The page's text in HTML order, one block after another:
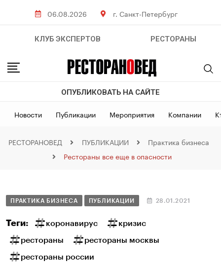
06.08.2026 г. Санкт-Петербург
КЛУБ ЭКСПЕРТОВ РЕСТОРАНЫ
ОПУБЛИКОВАТЬ НА САЙТЕ
Новости Публикации Мероприятия Компании
РЕСТОРАНОВЕД ПУБЛИКАЦИИ
Практика бизнеса
Рестораны все еще в опасности
ПРАКТИКА БИЗНЕСА ПУБЛИКАЦИИ 28.01.2021
Теги: коронавирус кризис
рестораны рестораны москвы
рестораны россии